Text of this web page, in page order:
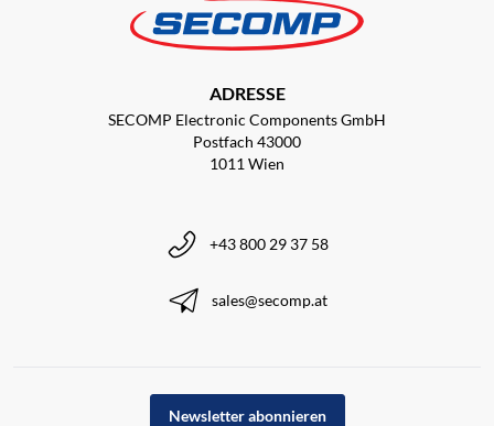
ADRESSE
SECOMP Electronic Components GmbH
Postfach 43000
1011 Wien
+43 800 29 37 58
sales@secomp.at
Newsletter abonnieren